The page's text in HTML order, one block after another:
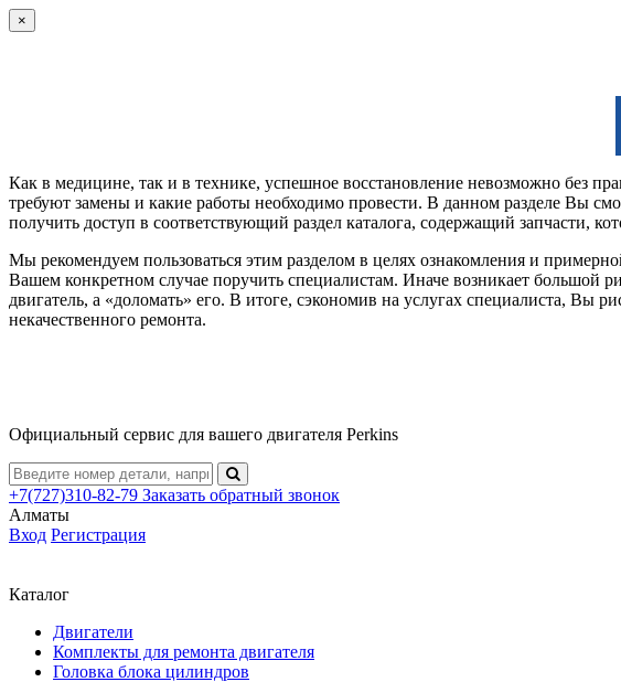
×
Как в медицине, так и в технике, успешное восстановление невозможно без
требуют замены и какие работы необходимо провести. В данном разделе Вы
получить доступ в соответствующий раздел каталога, содержащий запчасти,
Мы рекомендуем пользоваться этим разделом в целях ознакомления и
Вашем конкретном случае поручить специалистам. Иначе возникает большой
двигатель, а «доломать» его. В итоге, сэкономив на услугах специалиста, Вы
некачественного ремонта.
Официальный сервис для вашего двигателя Perkins
+7(727)310-82-79 Заказать обратный звонок
Алматы
Вход Регистрация
Каталог
Двигатели
Комплекты для ремонта двигателя
Головка блока цилиндров